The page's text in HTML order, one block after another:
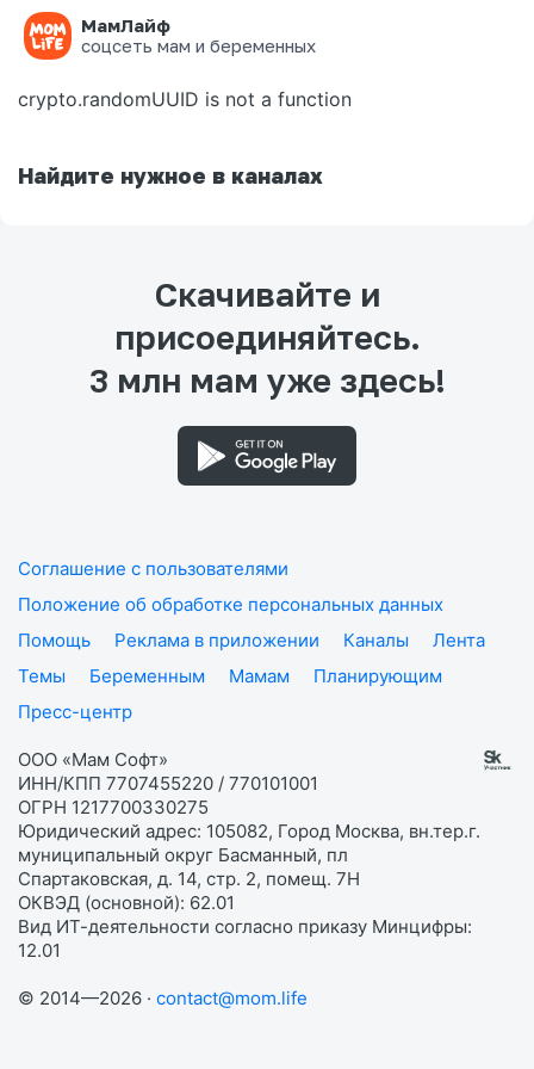
МамЛайф
соцсеть мам и беременных
Ошибка на странице
crypto.randomUUID is not a function
Найдите нужное в каналах
Скачивайте и
присоединяйтесь.
3 млн мам уже здесь!
Соглашение с пользователями
Положение об обработке персональных данных
Помощь
Реклама в приложении Каналы
Лента
Темы
Беременным Мамам
Планирующим
Пресс-центр
ООО «Мам Софт»
ИНН/КПП 7707455220 / 770101001
ОГРН 1217700330275
Юридический адрес: 105082, Город Москва, вн.тер.г.
муниципальный округ Басманный, пл
Спартаковская, д. 14, стр. 2, помещ. 7Н
ОКВЭД (основной): 62.01
Вид ИТ-деятельности согласно приказу Минцифры:
12.01
© 2014—2026 · contact@mom.life